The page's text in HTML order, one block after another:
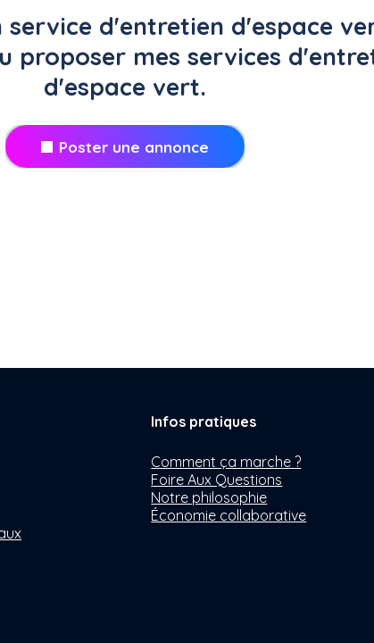
service d'entretien d'espace
proposer mes services
d'espace vert.
Poster une annonce
Infos pratiques
Comment ça marche ?
Foire Aux Questions
Notre philosophie
Économie collaborative